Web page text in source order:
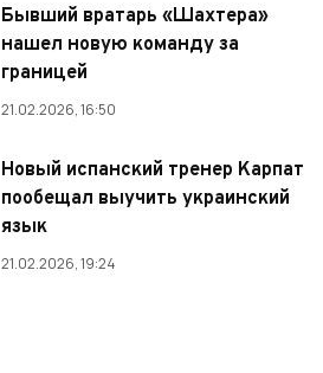
Бывший вратарь «Шахтера»
нашел новую команду за
границей
21.02.2026, 16:50
Новый испанский тренер Карпат
пообещал выучить украинский
язык
21.02.2026, 19:24